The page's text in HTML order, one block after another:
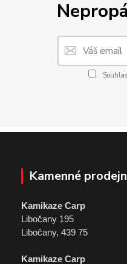
Kamenné
Kamikaze Carp
Libočany 195
Libočany, 439 75
Kamikaze Carp